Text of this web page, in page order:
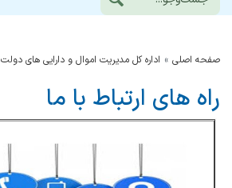
صفحه اصلی اداره کل مدیریت اموال و دارایی های دولت
راه های ارتباط با ما